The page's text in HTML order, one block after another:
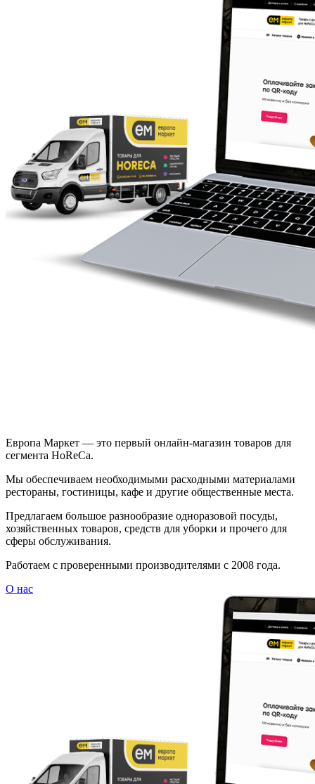
Европа Маркет — это первый онлайн-магазин товаров для
сегмента HoReCa.
Мы обеспечиваем необходимыми расходными материалами
рестораны, гостиницы, кафе и другие общественные места.
Предлагаем большое разнообразие одноразовой посуды,
хозяйственных товаров, средств для уборки и прочего для
сферы обслуживания.
Работаем с проверенными производителями с 2008 года.
О нас